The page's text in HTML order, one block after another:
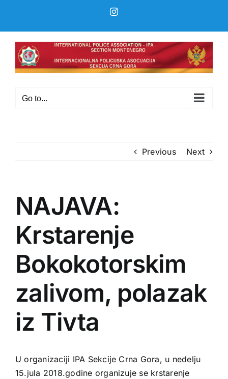
content
Instagram
Go to...
Previous Next
NAJAVA:
Krstarenje
Bokokotorskim
zalivom, polazak
iz Tivta
U organizaciji IPA Sekcije Crna Gora, u nedelju
15.jula 2018.godine organizuje se krstarenje